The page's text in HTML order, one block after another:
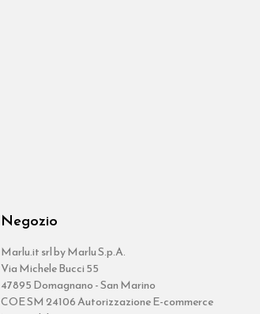
Negozio
Marlu.it srl by Marlu S.p.A.
Via Michele Bucci 55
47895 Domagnano - San Marino
COE SM 24106 Autorizzazione E-commerce